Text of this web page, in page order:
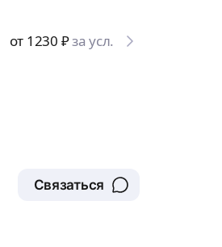
от 1230 ₽за усл.
Связаться